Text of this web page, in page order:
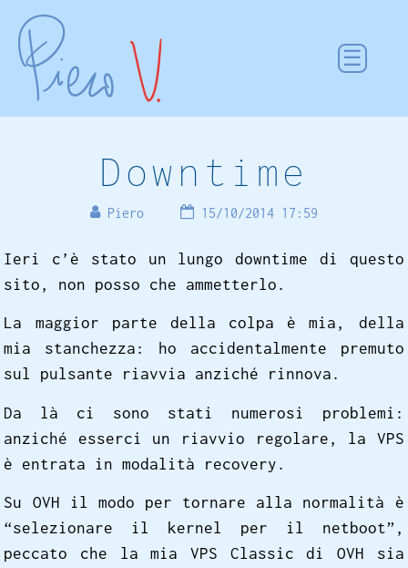
Downtime
Piero 15/10/2014 17:59
Ieri c’è stato un lungo downtime di questo
sito, non posso che ammetterlo.
La maggior parte della colpa è mia, della
mia stanchezza: ho accidentalmente premuto
sul pulsante riavvia anziché rinnova.
Da là ci sono stati numerosi problemi:
anziché esserci un riavvio regolare, la VPS
è entrata in modalità recovery.
Su OVH il modo per tornare alla normalità è
“selezionare il kernel per il netboot”,
peccato che la mia VPS Classic di OVH sia